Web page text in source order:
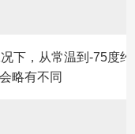
下，从常温到-75度
略有不同